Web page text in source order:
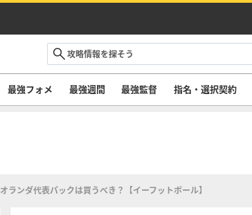
最強フォメ 最強週間 最強監督 指名・選択契約
オランダ代表パックは買うべき？【イーフットボール】